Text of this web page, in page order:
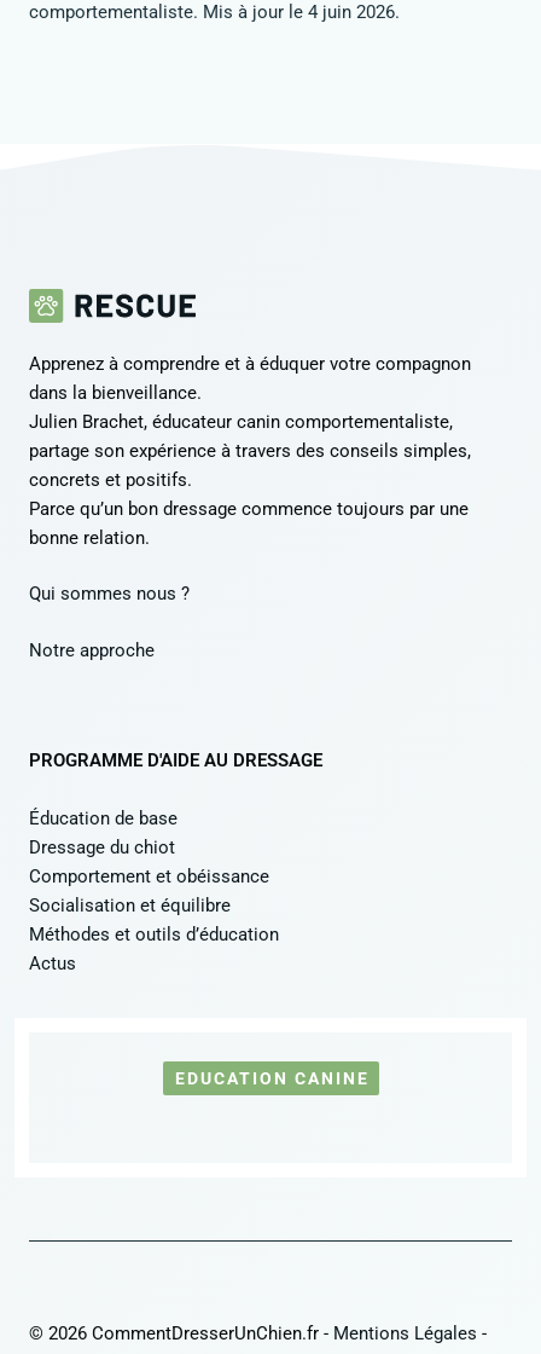
comportementaliste. Mis à jour le 4 juin 2026.
Apprenez à comprendre et à éduquer votre compagnon
dans la bienveillance.
Julien Brachet, éducateur canin comportementaliste,
partage son expérience à travers des conseils simples,
concrets et positifs.
Parce qu’un bon dressage commence toujours par une
bonne relation.
Qui sommes nous ?
Notre approche
PROGRAMME D'AIDE AU DRESSAGE
Éducation de base
Dressage du chiot
Comportement et obéissance
Socialisation et équilibre
Méthodes et outils d’éducation
Actus
EDUCATION CANINE
© 2026 CommentDresserUnChien.fr - Mentions Légales -